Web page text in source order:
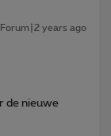
years ago
de nieuwe